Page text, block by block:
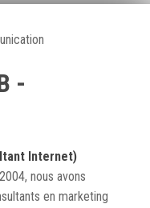
-
Internet)
nous avons
en marketing